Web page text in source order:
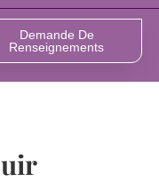
Demande De
Renseignements